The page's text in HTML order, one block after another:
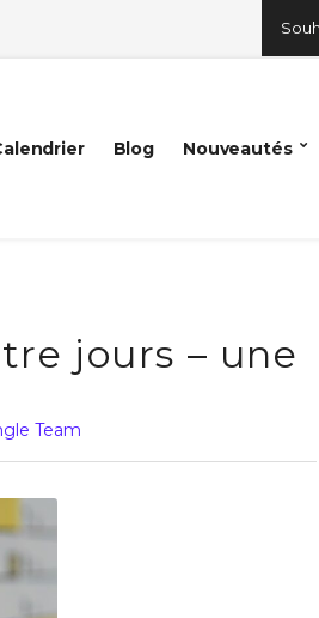
Blog Nouveautés
jours – une
Team